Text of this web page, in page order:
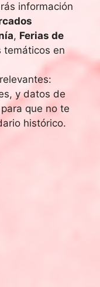
información
, Ferias de
temáticos en
y datos de
que no te
histórico.